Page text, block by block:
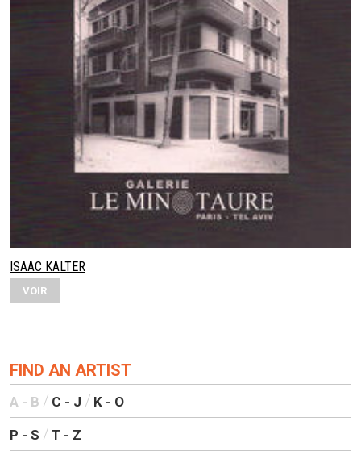
ISAAC KALTER
VOIR
FIND AN ARTIST
A - B C - J K - O
P - S T - Z